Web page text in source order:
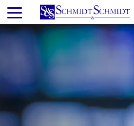
Direkt
zum
Inhalt